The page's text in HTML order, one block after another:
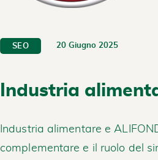
SEO 20 Giugno 2025
Industria
Industria alimentare e
complementare e il ruolo del